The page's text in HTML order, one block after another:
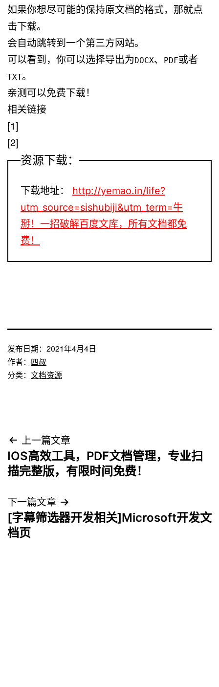
如果你想尽可能的保持原文档的格式，那就点
击下载。
会自动跳转到一个第三方网站。
可以看到，你可以选择导出为DOCX、 PDF或者
TXT。
亲测可以免费下载！
相关链接
[1]
[2]
资源下载：
下载地址：
http://yemao.in/life?
utm_source=sishubiji&utm_term=牛
掰！一招破解百度文库，所有文档都免
费！
发布日期： 2021年4月4日
作者： 四叔
分类： 文档资源
文
章
航
上一篇文章
IOS高效工具，PDF文档管理，专业扫
描完整版，有限时间免费！
下一篇文章
[字幕筛选器开发相关]Microsoft开发文
档页